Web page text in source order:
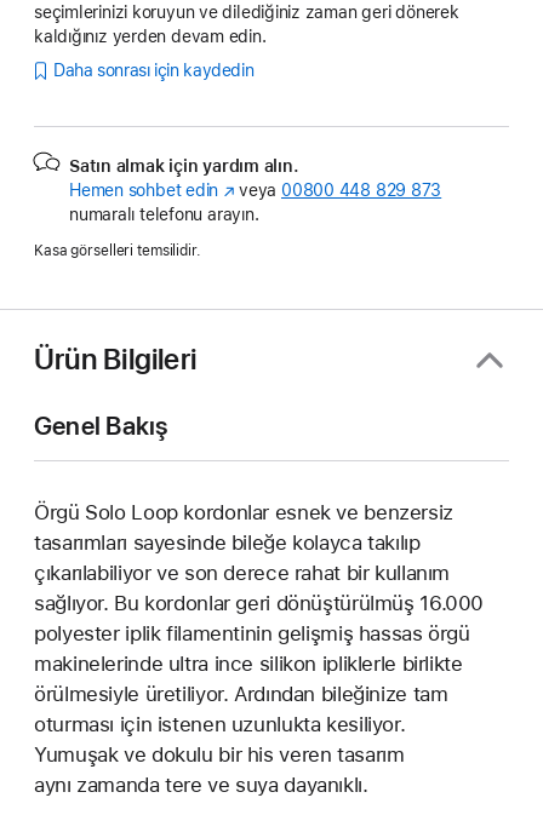
seçimlerinizi koruyun ve dilediğiniz zaman geri dönerek
kaldığınız yerden devam edin.
Daha sonrası için kaydedin
Satın almak için yardım alın.
Hemen sohbet edin (Yeni
pencerede
veya 00800 448 829 873
numaralı telefonu arayın.
Kasa görselleri temsilidir.
Ürün Bilgileri
Genel Bakış
Örgü Solo Loop kordonlar esnek ve benzersiz
tasarımları sayesinde bileğe kolayca takılıp
çıkarılabiliyor ve son derece rahat bir kullanım
sağlıyor. Bu kordonlar geri dönüştürülmüş 16.000
polyester iplik filamentinin gelişmiş hassas örgü
makinelerinde ultra ince silikon ipliklerle birlikte
örülmesiyle üretiliyor. Ardından bileğinize tam
oturması için istenen uzunlukta kesiliyor.
Yumuşak ve dokulu bir his veren tasarım
aynı zamanda tere ve suya dayanıklı.